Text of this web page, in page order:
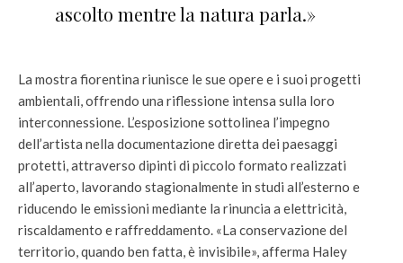
ascolto mentre la natura parla.»
La mostra fiorentina riunisce le sue opere e i suoi progetti
ambientali, offrendo una riflessione intensa sulla loro
interconnessione. L’esposizione sottolinea l’impegno
dell’artista nella documentazione diretta dei paesaggi
protetti, attraverso dipinti di piccolo formato realizzati
all’aperto, lavorando stagionalmente in studi all’esterno e
riducendo le emissioni mediante la rinuncia a elettricità,
riscaldamento e raffreddamento. «La conservazione del
territorio, quando ben fatta, è invisibile», afferma Haley